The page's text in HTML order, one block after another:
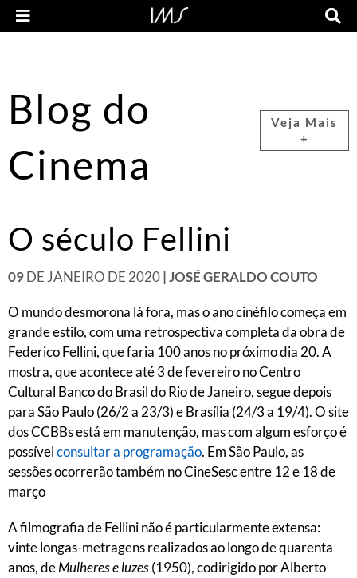
Blog do
Cinema
Veja Mais
+
O século Fellini
09DE JANEIRO DE 2020| JOSÉ GERALDO COUTO
O mundo desmorona lá fora, mas o ano cinéfilo começa em
grande estilo, com uma retrospectiva completa da obra de
Federico Fellini, que faria 100 anos no próximo dia 20. A
mostra, que acontece até 3 de fevereiro no Centro
Cultural Banco do Brasil do Rio de Janeiro, segue depois
para São Paulo (26/2 a 23/3) e Brasília (24/3 a 19/4). O site
dos CCBBs está em manutenção, mas com algum esforço é
possívelconsultar a programação. Em São Paulo, as
sessões ocorrerão também no CineSesc entre 12 e 18 de
março
A filmografia de Fellini não é particularmente extensa:
vinte longas-metragens realizados ao longo de quarenta
anos, deMulheres e luzes(1950), codirigido por Alberto